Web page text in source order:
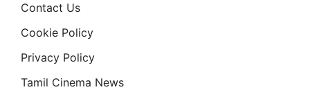
Contact Us
Cookie Policy
Privacy Policy
Tamil Cinema News